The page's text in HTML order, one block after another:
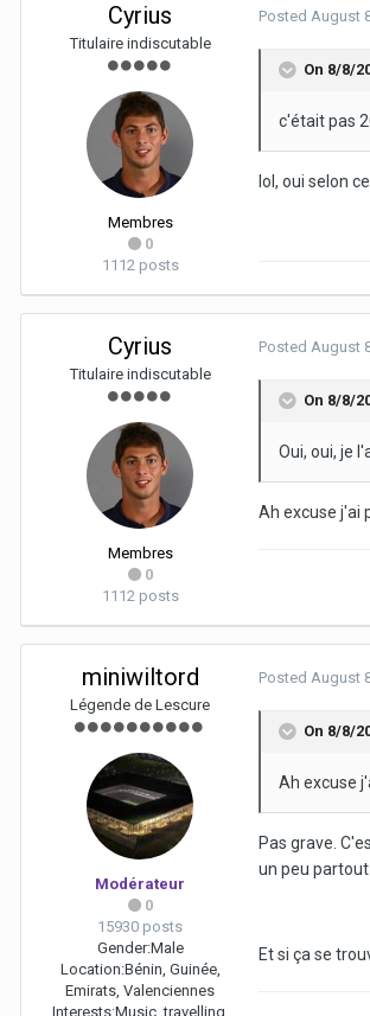
Cyrius
Titulaire indiscutable
Membres
0
1112 posts
Posted August
On 8/8/
c'était pas
lol, oui selon
Cyrius
Titulaire indiscutable
Membres
0
1112 posts
Posted August
On 8/8/
Oui, oui, je
Ah excuse j'ai
miniwiltord
Légende de Lescure
Modérateur
0
15930 posts
Gender:Male
Location:Bénin, Guinée,
Emirats, Valenciennes
Interests:Music, travelling,
Posted August
On 8/8/
Ah excuse
Pas grave.
un peu
Et si ça se